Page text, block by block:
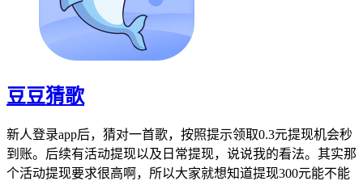
豆豆猜歌
新人登录app后，猜对一首歌，按照提示领取0.3元提现机会秒
到账。后续有活动提现以及日常提现，说说我的看法。其实那
个活动提现要求很高啊，所以大家就想知道提现300元能不能